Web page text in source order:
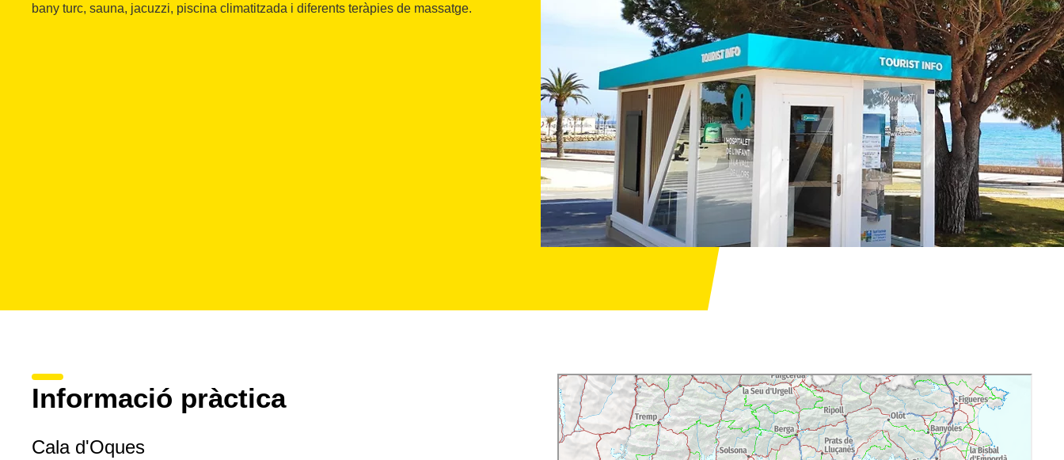
bany turc, sauna, jacuzzi, piscina climatitzada i diferents teràpies de massatge.
Informació pràctica
Cala d'Oques